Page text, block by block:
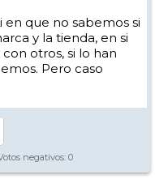
que no sabemos si
y la tienda, en si
otros, si lo han
Pero caso
negativos: 0